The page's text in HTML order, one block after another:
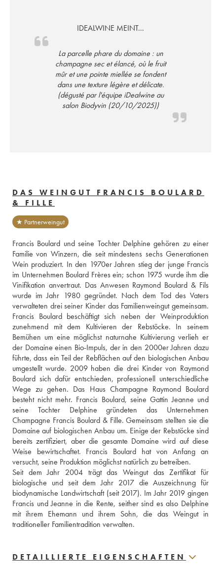
IDEALWINE MEINT...
La parcelle phare du domaine : un
champagne sec et élancé, où le fruit
mûr et une pointe miellée se fondent
dans une texture légère et délicate.
(dégusté par l'équipe iDealwine au
salon Biodyvin (20/10/2025))
DAS WEINGUT FRANCIS BOULARD
& FILLE
★ Partnerweingut
Francis Boulard und seine Tochter Delphine gehören zu einer
Familie von Winzern, die seit mindestens sechs Generationen
Wein produziert. In den 1970er Jahren stieg der junge Francis
im Unternehmen Boulard Frères ein; schon 1975 wurde ihm die
Vinifikation anvertraut. Das Anwesen Raymond Boulard & Fils
wurde im Jahr 1980 gegründet. Nach dem Tod des Vaters
verwalteten drei seiner Kinder das Familienweingut gemeinsam.
Francis Boulard beschäftigt sich neben der Weinproduktion
zunehmend mit dem Kultivieren der Rebstöcke. In seinem
Bemühen um eine möglichst naturnahe Kultivierung verlieh er
der Domaine einen Bio-Impuls, der in den 2000er Jahren dazu
führte, dass ein Teil der Rebflächen auf den biologischen Anbau
umgestellt wurde. 2009 haben die drei Kinder von Raymond
Boulard sich dafür entschieden, professionell unterschiedliche
Wege zu gehen. Das Haus Champagne Raymond Boulard
besteht nicht mehr. Francis Boulard, seine Gattin Jeanne und
seine Tochter Delphine gründeten das Unternehmen
Champagne Francis Boulard & Fille. Gemeinsam stellten sie die
Domaine auf biologischen Anbau um. Einige der Rebstöcke sind
bereits zertifiziert, aber die gesamte Domaine wird auf diese
Weise bewirtschaftet. Francis Boulard hat von Anfang an
versucht, seine Produktion möglichst natürlich zu betreiben.
Seit dem Jahr 2004 trägt das Weingut das Zertifikat für
biologische und seit dem Jahr 2017 die Auszeichnung für
biodynamische Landwirtschaft (seit 2017). Im Jahr 2019 gingen
Francis und Jeanne in die Rente, seither sind es also Delphine
mit ihrem Ehemann und ihrem Sohn, die das Weingut in
traditioneller Familientradition verwalten.
DETAILLIERTE EIGENSCHAFTEN